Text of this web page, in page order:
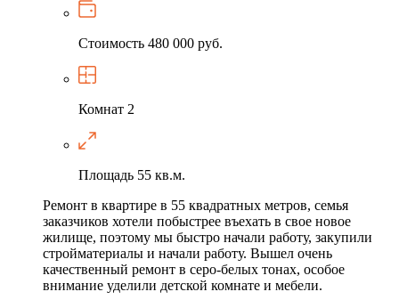
Стоимость 480 000 руб.
Комнат 2
Площадь 55 кв.м.
Ремонт в квартире в 55 квадратных метров, семья
заказчиков хотели побыстрее въехать в свое новое
жилище, поэтому мы быстро начали работу, закупили
стройматериалы и начали работу. Вышел очень
качественный ремонт в серо-белых тонах, особое
внимание уделили детской комнате и мебели.